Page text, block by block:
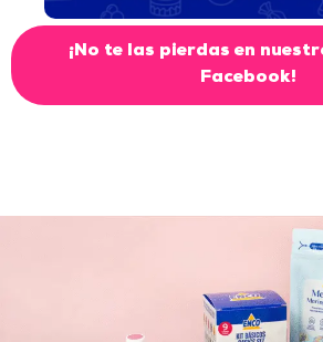
¡No te las pierdas en
Facebook!